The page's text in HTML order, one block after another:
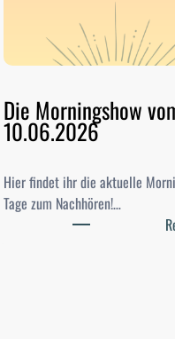
Die Morningshow
10.06.2026
Hier findet ihr die aktuelle
Tage zum Nachhören!…